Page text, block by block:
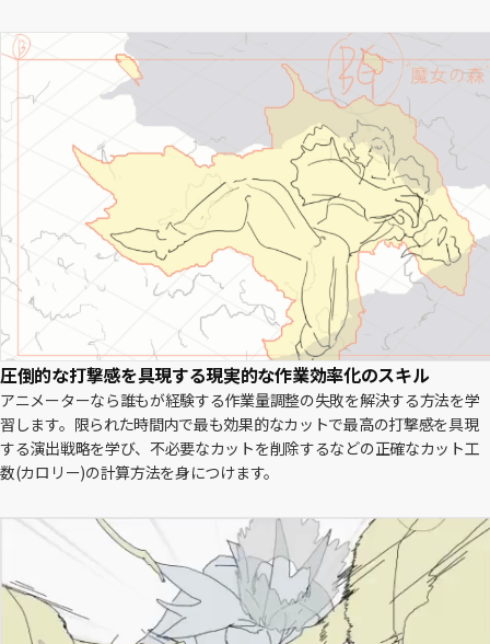
圧倒的な打撃感を具現する現実的な作業効率化のスキル
アニメーターなら誰もが経験する作業量調整の失敗を解決する方法を学
習します。限られた時間内で最も効果的なカットで最高の打撃感を具現
する演出戦略を学び、不必要なカットを削除するなどの正確なカット工
数(カロリー)の計算方法を身につけます。